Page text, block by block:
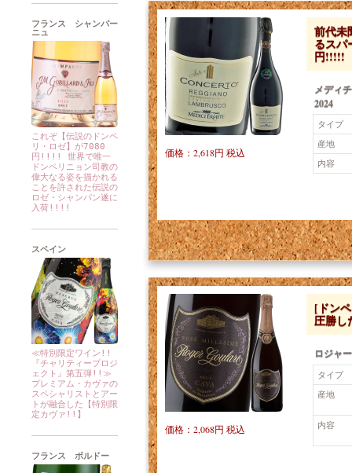
フランス シャンパー
ニュ
これぞ【伝説のドンペ
リ・ロゼ】が7080
円!!!! 世界で唯一
ドンペリニョン司教の
偉大なる姿を描かれる
ことを許された伝説の
ロゼ・シャンパン遂に
入荷!!!!
スペイン
≪特別限定ワイン!!
『チャリティープロジ
ェクト』第五弾!!≫
プレミアム・カヴァの
スペシャリストとアー
トが融合した【特別限
定カヴァ!!】
フランス ボルドー
前代未
るスパ
円!!!!!
メディ
2024
タイプ
産地
内容
価格：2,618円 税込
[ドン
圧勝し
ロジャ
タイプ
産地
内容
価格：2,068円 税込